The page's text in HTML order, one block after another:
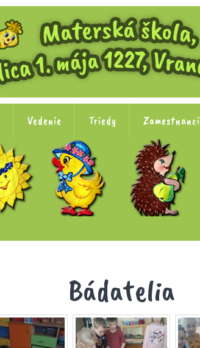
Vedenie Triedy Zamestnanci
Bádatelia